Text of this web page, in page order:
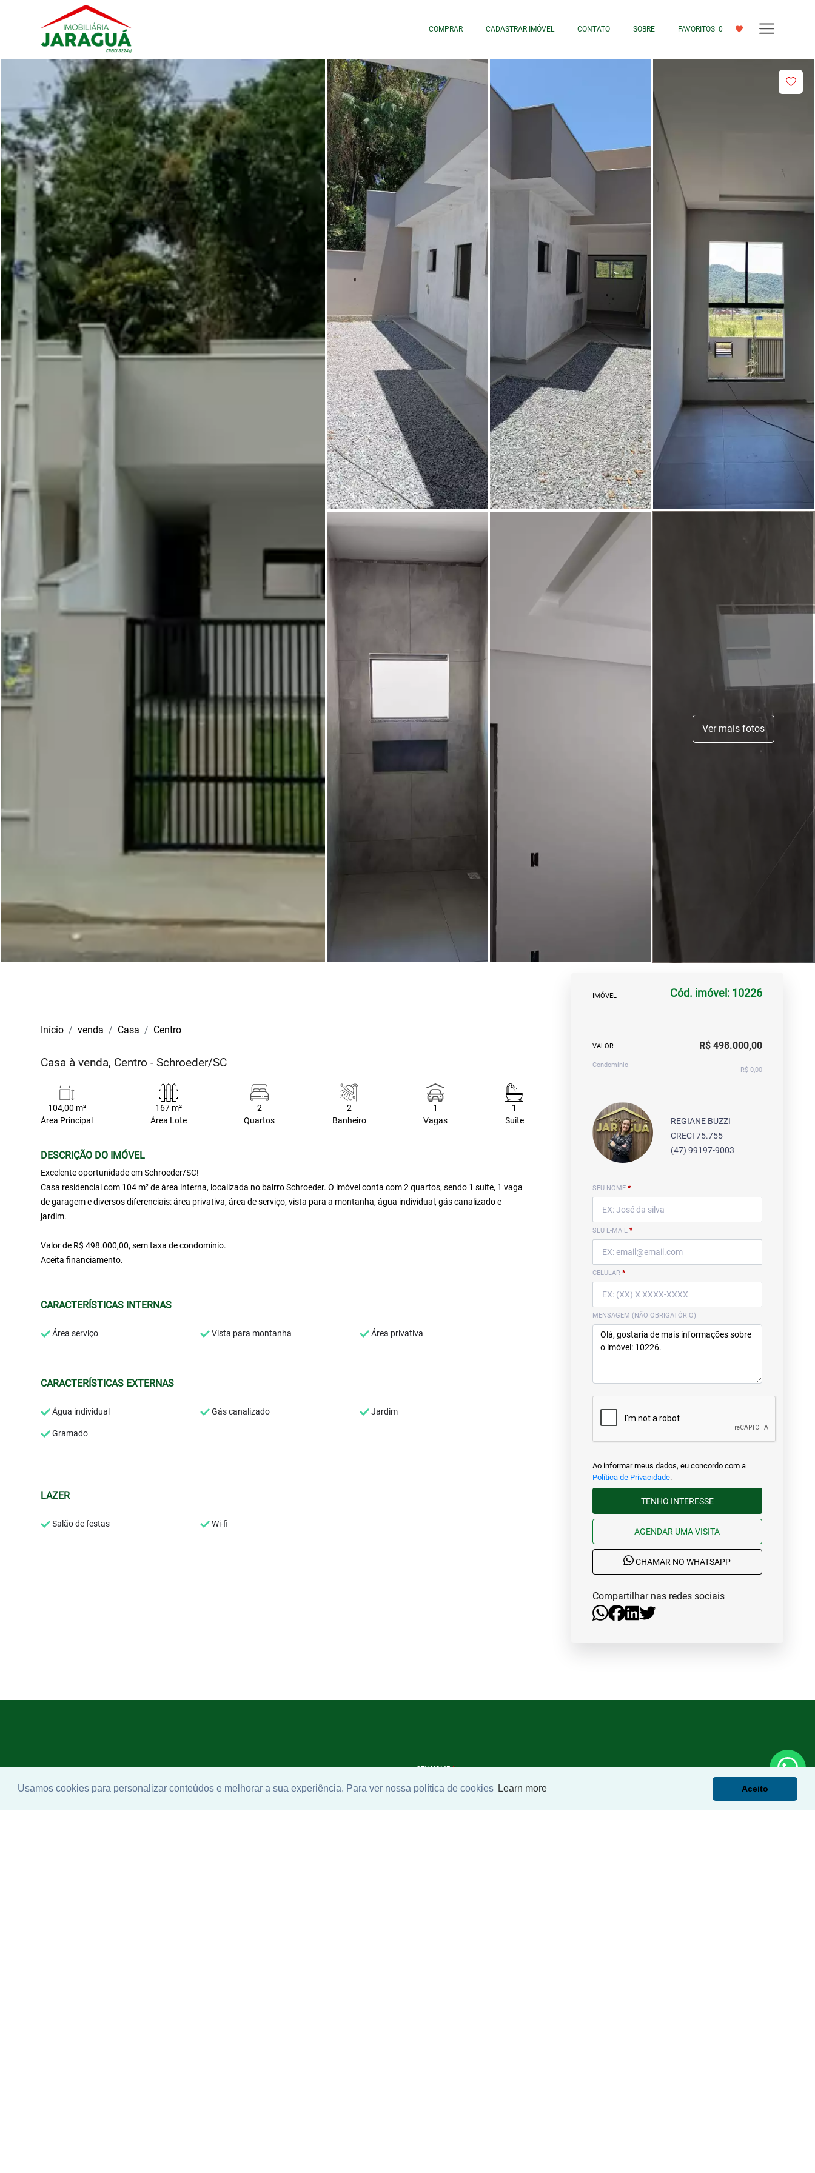
Usamos cookies para personalizar conteúdos e melhorar a sua experiência. Para ver nossa política de cookies Learn more Aceito
COMPRAR CADASTRAR IMÓVEL CONTATO SOBRE FAVORITOS 0
Ver mais fotos
Início venda Casa Centro
Casa à venda, Centro - Schroeder/SC
104,00 m²
Área Principal
167 m²
Área Lote
2
Quartos
2
Banheiro
1
Vagas
1
Suite
DESCRIÇÃO DO IMÓVEL
Excelente oportunidade em Schroeder/SC!
Casa residencial com 104 m² de área interna, localizada no bairro Schroeder. O imóvel conta com 2 quartos, sendo 1 suíte, 1 vaga
de garagem e diversos diferenciais: área privativa, área de serviço, vista para a montanha, água individual, gás canalizado e
jardim.
Valor de R$ 498.000,00, sem taxa de condomínio.
Aceita financiamento.
CARACTERÍSTICAS INTERNAS
Área serviço Vista para montanha Área privativa
CARACTERÍSTICAS EXTERNAS
Água individual Gás canalizado Jardim
Gramado
LAZER
Salão de festas Wi-fi
IMÓVEL Cód. imóvel: 10226
VALOR R$ 498.000,00
Condomínio
R$ 0,00
REGIANE BUZZI
CRECI 75.755
(47) 99197-9003
SEU NOME *
SEU E-MAIL *
CELULAR *
MENSAGEM (NÃO OBRIGATÓRIO)
Ao informar meus dados, eu concordo com a
Política de Privacidade.
TENHO INTERESSE
AGENDAR UMA VISITA
CHAMAR NO WHATSAPP
Compartilhar nas redes sociais
SEU NOME*